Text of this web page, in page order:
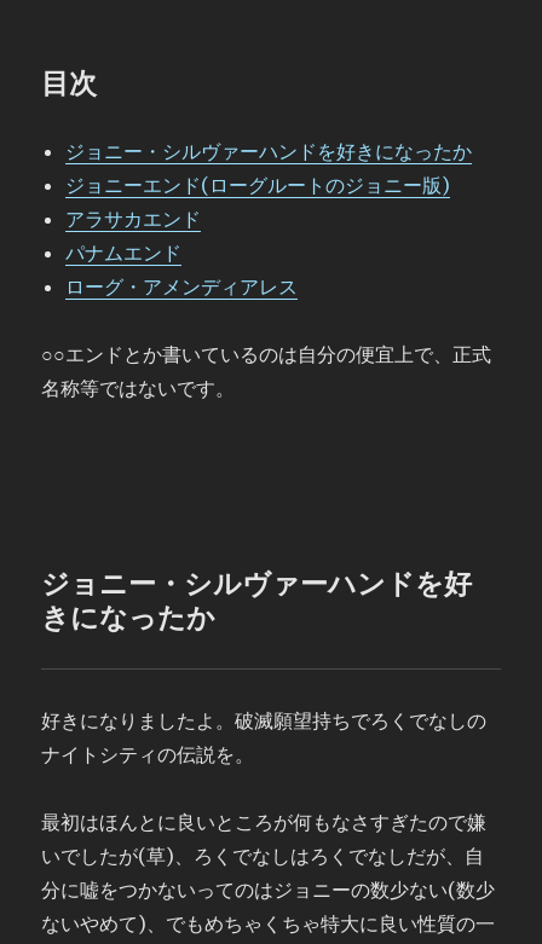
目次
ジョニー・シルヴァーハンドを好きになったか
ジョニーエンド(ローグルートのジョニー版)
アラサカエンド
パナムエンド
ローグ・アメンディアレス
○○エンドとか書いているのは自分の便宜上で、正式
名称等ではないです。
ジョニー・シルヴァーハンドを好
きになったか
好きになりましたよ。破滅願望持ちでろくでなしの
ナイトシティの伝説を。
最初はほんとに良いところが何もなさすぎたので嫌
いでしたが(草)、ろくでなしはろくでなしだが、自
分に嘘をつかないってのはジョニーの数少ない(数少
ないやめて)、でもめちゃくちゃ特大に良い性質の一